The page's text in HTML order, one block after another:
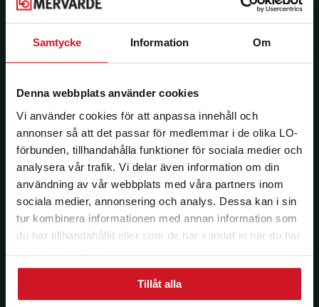
Samtycke Information Om
Denna webbplats använder cookies
Vi använder cookies för att anpassa innehåll och
annonser så att det passar för medlemmar i de olika LO-
förbunden, tillhandahålla funktioner för sociala medier och
analysera vår trafik. Vi delar även information om din
användning av vår webbplats med våra partners inom
sociala medier, annonsering och analys. Dessa kan i sin
tur kombinera informationen med annan information som
du har tillhandahållit eller som de har samlat in när du har
använt deras tjänster.
Tillåt alla